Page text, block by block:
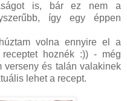
is, bár ez nem a
így egy éppen
volna ennyire el a
hoznék :)) - még
verseny és talán valakinek
lehet a recept.